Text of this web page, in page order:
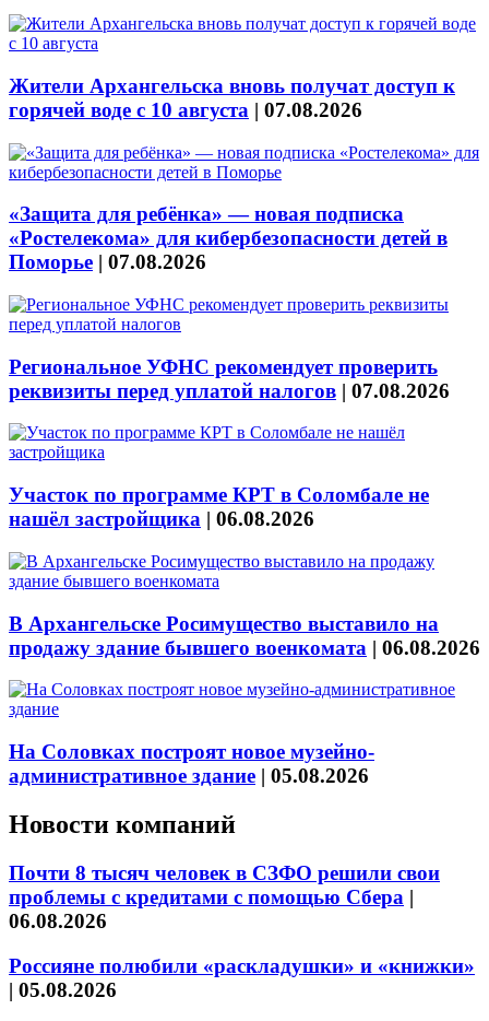
Жители Архангельска вновь получат доступ к
горячей воде с 10 августа | 07.08.2026
«Защита для ребёнка» — новая подписка
«Ростелекома» для кибербезопасности детей в
Поморье | 07.08.2026
Региональное УФНС рекомендует проверить
реквизиты перед уплатой налогов | 07.08.2026
Участок по программе КРТ в Соломбале не
нашёл застройщика | 06.08.2026
В Архангельске Росимущество выставило на
продажу здание бывшего военкомата | 06.08.2026
На Соловках построят новое музейно-
административное здание | 05.08.2026
Новости компаний
Почти 8 тысяч человек в СЗФО решили свои
проблемы с кредитами с помощью Сбера |
06.08.2026
Россияне полюбили «раскладушки» и «книжки»
| 05.08.2026